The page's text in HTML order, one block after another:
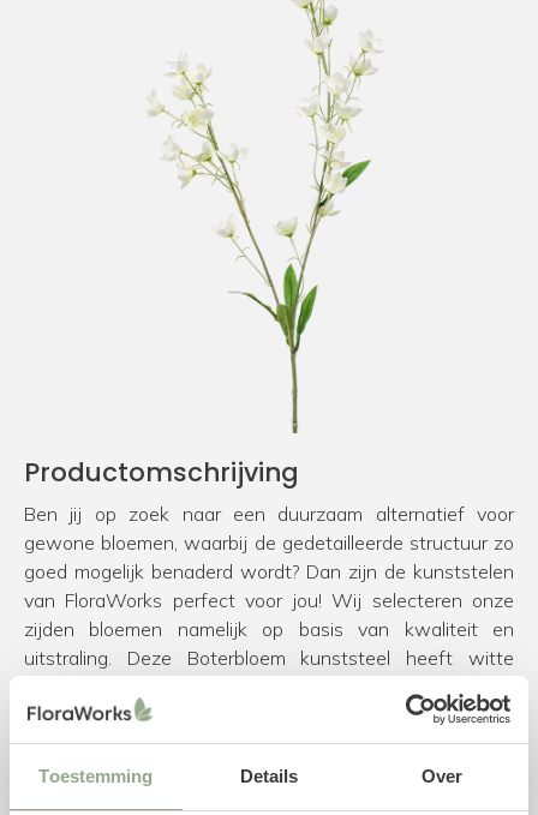
Toestemming Details Over
Productomschrijving
Ben jij op zoek naar een duurzaam alternatief voor
gewone bloemen, waarbij de gedetailleerde structuur zo
goed mogelijk benaderd wordt? Dan zijn de kunststelen
van FloraWorks perfect voor jou! Wij selecteren onze
zijden bloemen namelijk op basis van kwaliteit en
uitstraling. Deze Boterbloem kunststeel heeft witte
boeket gebruikt worden. Voor het samenstellen van een
mooi kunstboeket hebben we de volgendetips & tricks.
Ben je daarnaast nog op zoek naar een bijpassende vaas